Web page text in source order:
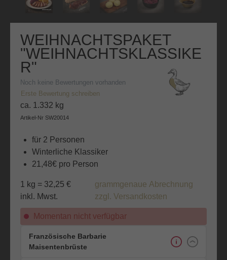
WEIHNACHTSPAKET
"WEIHNACHTSKLASSIKE
R"
Noch keine Bewertungen vorhanden
Erste Bewertung schreiben
ca. 1.332 kg
Artikel-Nr SW20014
für 2 Personen
Winterliche Klassiker
21,48€ pro Person
1 kg = 32,25 €
grammgenaue Abrechnung
inkl. Mwst.
zzgl. Versandkosten
Momentan nicht verfügbar
Französische Barbarie
Maisentenbrüste